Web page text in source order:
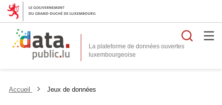
La plateforme de données ouvertes
Accueil Jeux de données